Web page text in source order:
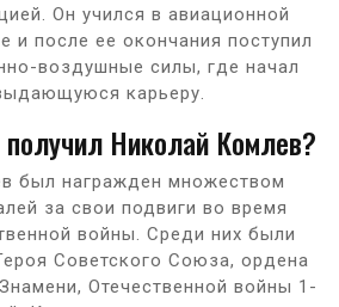
Он учился в авиационной
и после ее окончания поступил
воздушные силы, где начал
карьеру.
Николай Комлев?
был награжден множеством
за свои подвиги во время
войны. Среди них были
Советского Союза, ордена
Отечественной войны 1-